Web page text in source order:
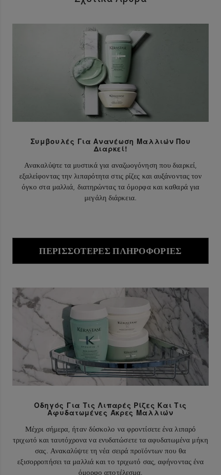
Συμβουλές Για Ανανέωση Μαλλιών Που
Διαρκεί!
Ανακαλύψτε τα μυστικά για αναζωογόνηση που διαρκεί,
εξαλείφοντας την λιπαρότητα στις ρίζες και αυξάνοντας τον
όγκο στα μαλλιά, διατηρώντας τα όμορφα και καθαρά για
μεγάλη διάρκεια.
ΠΕΡΙΣΣΌΤΕΡΕΣ ΠΛΗΡΟΦΟΡΊΕΣ
Οδηγός Για Τις Λιπαρές Ρίζες Και Τις
Αφυδατωμένες Άκρες Μαλλιών
Μέχρι σήμερα, ήταν δύσκολο να φροντίσετε ένα λιπαρό
τριχωτό και ταυτόχρονα να ενυδατώσετε τα αφυδατωμένα μήκη
σας. Ανακαλύψτε τη νέα σειρά προϊόντων που θα
εξισορροπήσει τα μαλλιά και το τριχωτό σας, αφήνοντας ένα
όμορφο αποτέλεσμα.